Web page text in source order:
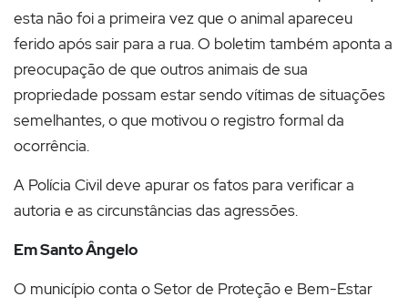
esta não foi a primeira vez que o animal apareceu
ferido após sair para a rua. O boletim também aponta a
preocupação de que outros animais de sua
propriedade possam estar sendo vítimas de situações
semelhantes, o que motivou o registro formal da
ocorrência.
A Polícia Civil deve apurar os fatos para verificar a
autoria e as circunstâncias das agressões.
Em Santo Ângelo
O município conta o Setor de Proteção e Bem-Estar